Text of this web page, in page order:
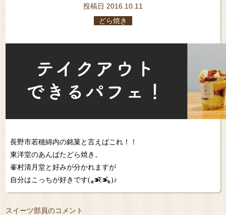
投稿日 2016.10.11
どら焼き
長野市若穂綿内の銘菓と言えばこれ！！
東洋堂のあんばたどら焼き。
峯村清月堂と好みが分かれますが
自分はこっちが好きです(⁎⁍̴̆Ɛ⁍̴̆⁎)♪
スイーツ部員のコメント